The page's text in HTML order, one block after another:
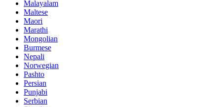
Malayalam
Maltese
Maori
Marathi
Mongolian
Burmese
Nepali
Norwegian
Pashto
Persian
Punjabi
Serbian